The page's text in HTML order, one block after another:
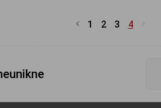
1 2 3 4